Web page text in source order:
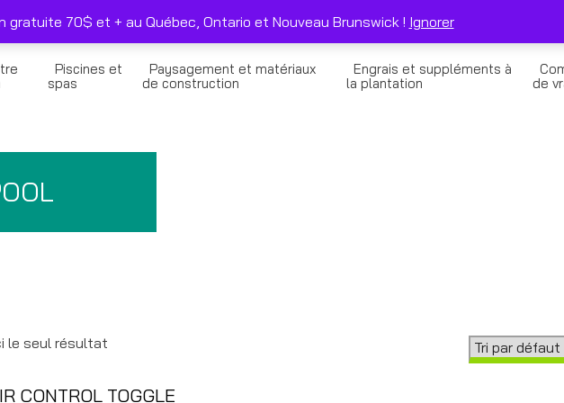
sélectionnés seulement Nous joindre Solde de la Carte Cadeau
Piscines et
spas
Paysagement et matériaux
de construction
Engrais et suppléments à
la plantation
de
le seul résultat
CONTROL TOGGLE
gratuite 70$ et + au Québec, Ontario et Nouveau Brunswick ! Ignorer